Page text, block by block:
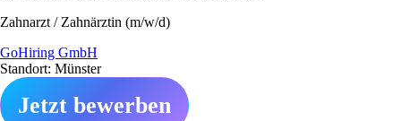
Zahnarzt / Zahnärztin (m/w/d)
GoHiring GmbH
Standort: Münster
Jetzt bewerben